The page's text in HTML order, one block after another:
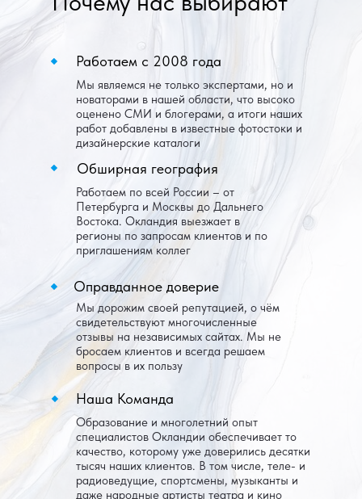
Работаем с 2008 года
Мы являемся не только экспертами, но и
новаторами в нашей области, что высоко
оценено СМИ и блогерами, а итоги наших
работ добавлены в известные фотостоки и
дизайнерские каталоги
Обширная география
Работаем по всей России – от
Петербурга и Москвы до Дальнего
Востока. Окландия выезжает в
регионы по запросам клиентов и по
приглашениям коллег
Наша Команда
Образование и многолетний опыт
специалистов Окландии обеспечивает то
качество, которому уже доверились десятки
тысяч наших клиентов. В том числе, теле- и
радиоведущие, спортсмены, музыканты и
даже народные артисты театра и кино
Оправданное доверие
Мы дорожим своей репутацией, о чём
свидетельствуют многочисленные
отзывы на независимых сайтах. Мы не
бросаем клиентов и всегда решаем
вопросы в их пользу